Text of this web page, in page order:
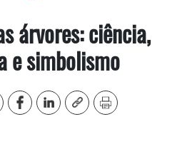
árvores: ciência,
e simbolismo